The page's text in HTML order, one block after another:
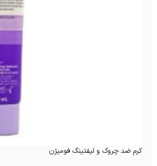
کرم ضد چروک و لیفتینگ فومیژن